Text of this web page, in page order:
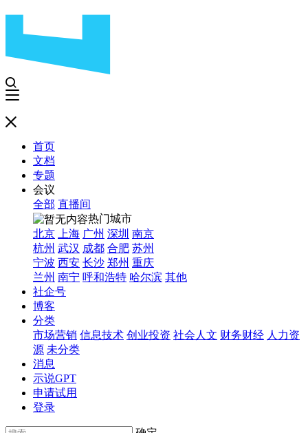
首页
文档
专题
会议
全部 直播间
热门城市
北京
上海 广州 深圳 南京
杭州 武汉 成都 合肥 苏州
宁波 西安 长沙 郑州 重庆
兰州 南宁 呼和浩特 哈尔滨 其他
社企号
博客
分类
市场营销 信息技术 创业投资 社会人文 财务财经 人力资
源 未分类
消息
示说GPT
申请试用
登录